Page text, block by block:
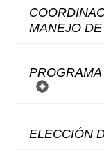
MANEJO
ELECCIÓN